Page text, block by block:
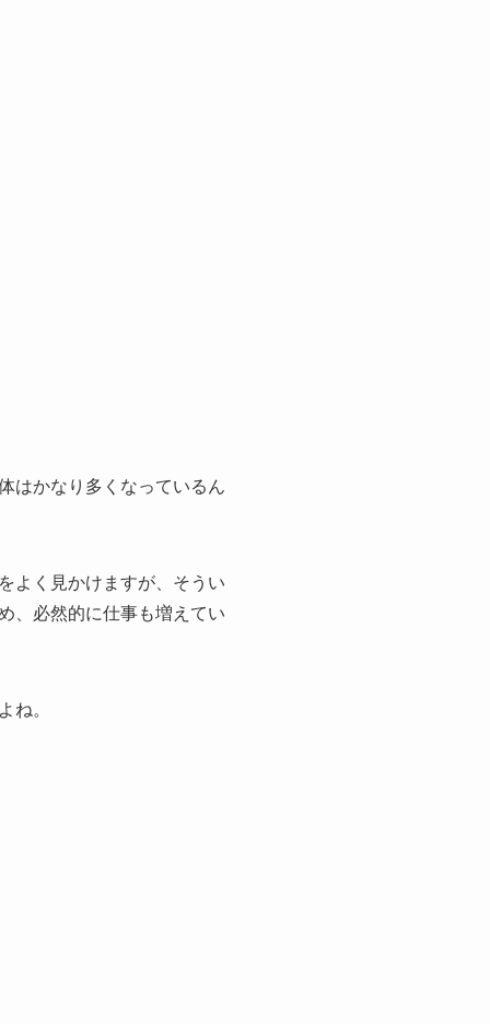
はかなり多くなっているん
よく見かけますが、そうい
、必然的に仕事も増えてい
ね。